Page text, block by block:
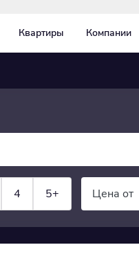
Квартиры Компании
4 5+ Цена от